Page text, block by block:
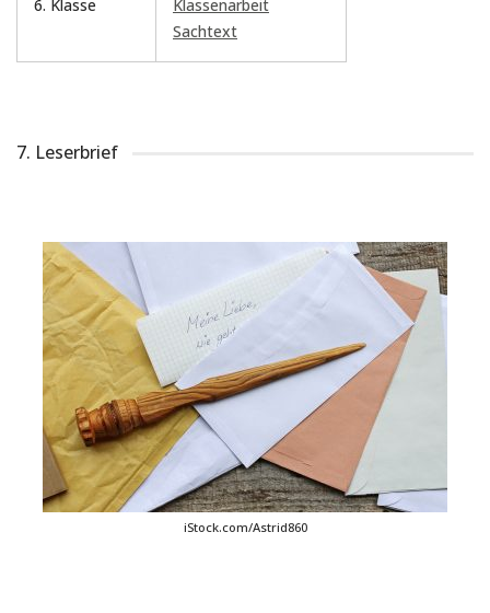
6. Klasse
Klassenarbeit
Sachtext
7. Leserbrief
iStock.com/Astrid860